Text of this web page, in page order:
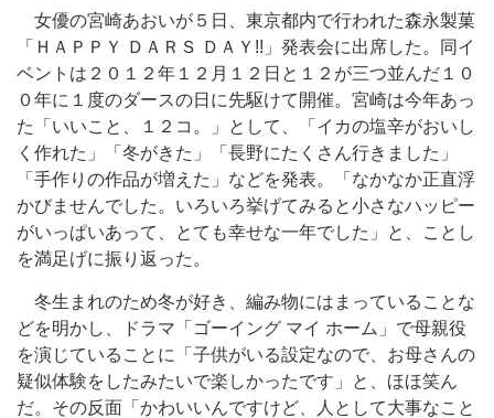
女優の宮崎あおいが５日、東京都内で行われた森永製菓
「ＨＡＰＰＹ ＤＡＲＳ ＤＡＹ!!」発表会に出席した。同イ
ベントは２０１２年１２月１２日と１２が三つ並んだ１０
０年に１度のダースの日に先駆けて開催。宮崎は今年あっ
た「いいこと、１２コ。」として、「イカの塩辛がおいし
く作れた」「冬がきた」「長野にたくさん行きました」
「手作りの作品が増えた」などを発表。「なかなか正直浮
かびませんでした。いろいろ挙げてみると小さなハッピー
がいっぱいあって、とても幸せな一年でした」と、ことし
を満足げに振り返った。
冬生まれのため冬が好き、編み物にはまっていることな
どを明かし、ドラマ「ゴーイング マイ ホーム」で母親役
を演じていることに「子供がいる設定なので、お母さんの
疑似体験をしたみたいで楽しかったです」と、ほほ笑ん
だ。その反面「かわいいんですけど、人として大事なこと